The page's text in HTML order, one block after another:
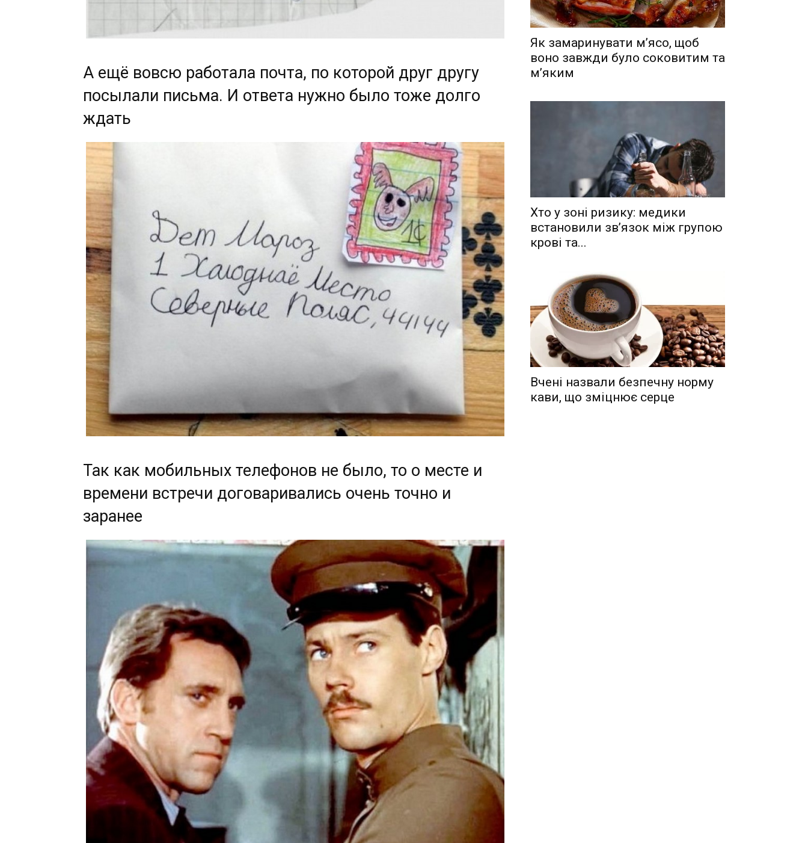
А ещё вовсю работала почта, по которой друг другу
посылали письма. И ответа нужно было тоже долго
ждать
Так как мобильных телефонов не было, то о месте и
времени встречи договаривались очень точно и
заранее
Як замаринувати м’ясо, щоб
воно завжди було соковитим та
м’яким
Хто у зоні ризику: медики
встановили зв’язок між групою
крові та...
Вчені назвали безпечну норму
кави, що зміцнює серце